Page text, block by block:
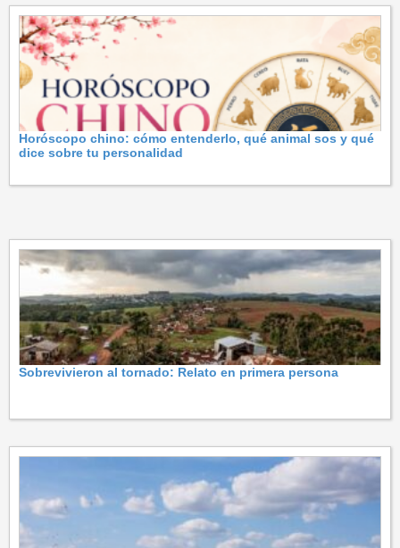
Horóscopo chino: cómo entenderlo, qué animal sos y qué
dice sobre tu personalidad
Sobrevivieron al tornado: Relato en primera persona